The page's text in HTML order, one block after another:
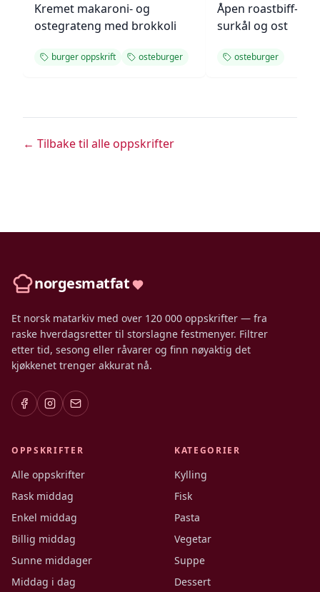
Kremet makaroni- og
ostegrateng med brokkoli
burger oppskrift osteburger
Åpen roastbiff-
surkål og ost
osteburger
← Tilbake til alle oppskrifter
norgesmatfat
Et norsk matarkiv med over 120 000 oppskrifter — fra
raske hverdagsretter til storslagne festmenyer. Filtrer
etter tid, sesong eller råvarer og finn nøyaktig det
kjøkkenet trenger akkurat nå.
OPPSKRIFTER
Alle oppskrifter
Rask middag
Enkel middag
Billig middag
Sunne middager
Middag i dag
KATEGORIER
Kylling
Fisk
Pasta
Vegetar
Suppe
Dessert